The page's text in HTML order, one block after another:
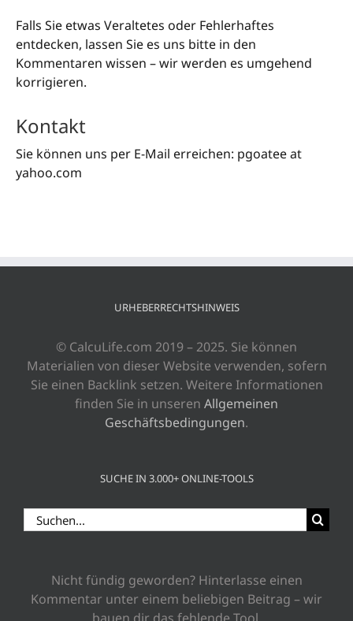
Falls Sie etwas Veraltetes oder Fehlerhaftes
entdecken, lassen Sie es uns bitte in den
Kommentaren wissen – wir werden es umgehend
korrigieren.
Kontakt
Sie können uns per E-Mail erreichen: pgoatee at
yahoo.com
URHEBERRECHTSHINWEIS
© CalcuLife.com 2019 – 2025. Sie können
Materialien von dieser Website verwenden, sofern
Sie einen Backlink setzen. Weitere Informationen
finden Sie in unseren Allgemeinen
Geschäftsbedingungen.
SUCHE IN 3.000+ ONLINE-TOOLS
Suche
nach:
Nicht fündig geworden? Hinterlasse einen
Kommentar unter einem beliebigen Beitrag – wir